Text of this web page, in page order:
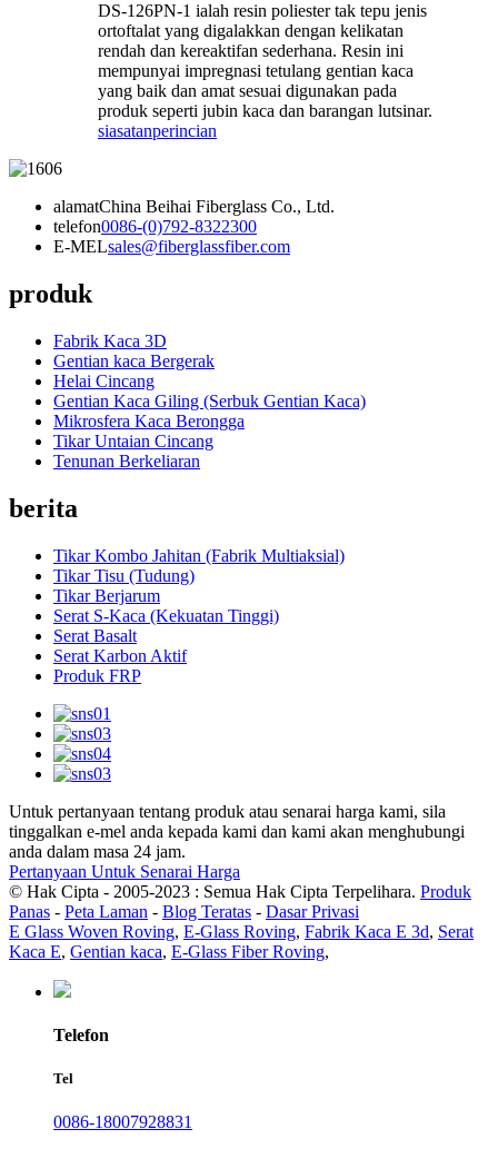
DS-126PN-1 ialah resin poliester tak tepu jenis
ortoftalat yang digalakkan dengan kelikatan
rendah dan kereaktifan sederhana. Resin ini
mempunyai impregnasi tetulang gentian kaca
yang baik dan amat sesuai digunakan pada
produk seperti jubin kaca dan barangan lutsinar.
siasatanperincian
alamatChina Beihai Fiberglass Co., Ltd.
telefon0086-(0)792-8322300
E-MELsales@fiberglassfiber.com
produk
Fabrik Kaca 3D
Gentian kaca Bergerak
Helai Cincang
Gentian Kaca Giling (Serbuk Gentian Kaca)
Mikrosfera Kaca Berongga
Tikar Untaian Cincang
Tenunan Berkeliaran
berita
Tikar Kombo Jahitan (Fabrik Multiaksial)
Tikar Tisu (Tudung)
Tikar Berjarum
Serat S-Kaca (Kekuatan Tinggi)
Serat Basalt
Serat Karbon Aktif
Produk FRP
Untuk pertanyaan tentang produk atau senarai harga kami, sila
tinggalkan e-mel anda kepada kami dan kami akan menghubungi
anda dalam masa 24 jam.
Pertanyaan Untuk Senarai Harga
© Hak Cipta - 2005-2023 : Semua Hak Cipta Terpelihara. Produk
Panas - Peta Laman - Blog Teratas - Dasar Privasi
E Glass Woven Roving, E-Glass Roving, Fabrik Kaca E 3d, Serat
Kaca E, Gentian kaca, E-Glass Fiber Roving,
Telefon
Tel
0086-18007928831